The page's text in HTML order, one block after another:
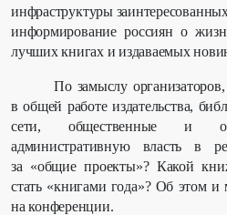
инфраструктуры
информирование россиян о
лучших книгах и издаваемых
По замыслу
в общей работе издательства,
сети, общественные и
административную власть в
за «общие проекты»? Какой
стать «книгами года»? Об этом
на конференции.